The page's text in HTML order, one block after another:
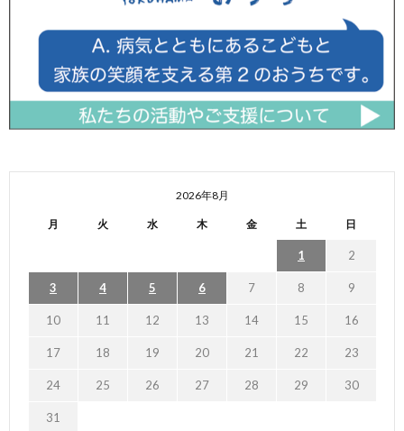
2026年8月
月 火 水 木 金 土 日
1 2
3 4 5 6 7 8 9
10 11 12 13 14 15 16
17 18 19 20 21 22 23
24 25 26 27 28 29 30
31